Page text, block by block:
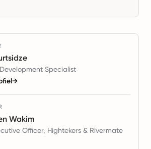
Specialist
→
Wakim
Officer, Hightekers & Rivermate